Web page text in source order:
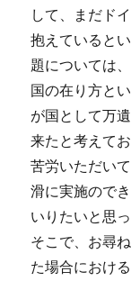
して、まだド
抱えていると
題については
国の在り方と
が国として万
来たと考えて
苦労いただい
滑に実施ので
いりたいと思
そこで、お尋
た場合におけ